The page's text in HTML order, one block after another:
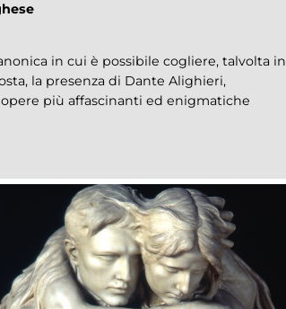
in cui è possibile cogliere, talvolta in
la presenza di Dante Alighieri,
più affascinanti ed enigmatiche